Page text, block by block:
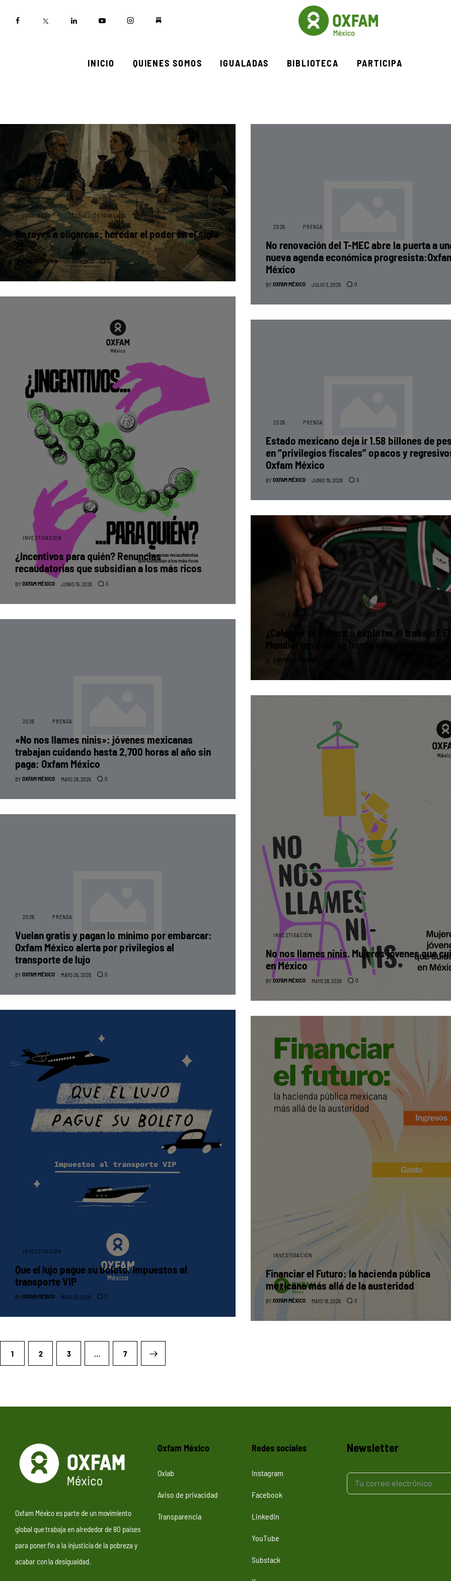
INICIO QUIENES SOMOS IGUALADAS BIBLIOTECA PARTICIPA
IGUALADAS TRADUCCIÓN IGUALADA
De reyes a oligarcas: heredar el poder en el siglo
21
BY CARLOS BROWN JULIO 17, 2026 0
2026 PRENSA
No renovación del T-MEC abre la puerta a
nueva agenda económica
México
BY OXFAM MÉXICO JULIO 3, 2026 0
INVESTIGACIÓN
¿Incentivos para quién? Renuncias
recaudatorias que subsidian a los más ricos
BY OXFAM MÉXICO JUNIO 19, 2026 0
2026 PRENSA
Estado mexicano deja ir 1.58 billones de
en “privilegios fiscales” opacos y
Oxfam México
BY OXFAM MÉXICO JUNIO 19, 2026 0
IGUALADAS TRADUCCIÓN IGUALADA
¿Celebrar la cultura o explotar el trabajo? El
Mundial también se borda con desigualdad
BY SAMANTHA RIVERA
2026 PRENSA
«No nos llames ninis»: jóvenes mexicanas
trabajan cuidando hasta 2,700 horas al año sin
paga: Oxfam México
BY OXFAM MÉXICO MAYO 28, 2026 0
INVESTIGACIÓN
No nos llames ninis. Mujeres jóvenes que
en México
BY OXFAM MÉXICO MAYO 28, 2026 0
2026 PRENSA
Vuelan gratis y pagan lo mínimo por embarcar:
Oxfam México alerta por privilegios al
transporte de lujo
BY OXFAM MÉXICO MAYO 26, 2026 0
INVESTIGACIÓN
Que el lujo pague su boleto. Impuestos al
transporte VIP
BY OXFAM MÉXICO MAYO 26, 2026 0
INVESTIGACIÓN
Financiar el Futuro: la hacienda pública
mexicana más allá de la austeridad
BY OXFAM MÉXICO MAYO 19, 2026 0
1 2 3 … 7
Oxfam México es parte de un movimiento
global que trabaja en alrededor de 80 países
para poner fin a la injusticia de la pobreza y
acabar con la desigualdad.
Oxfam México
Oxlab
Aviso de privacidad
Transparencia
Redes sociales
Instagram
Facebook
LinkedIn
YouTube
Substack
Newsletter